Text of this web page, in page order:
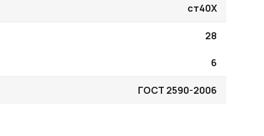
ст40Х
28
6
ГОСТ 2590-2006